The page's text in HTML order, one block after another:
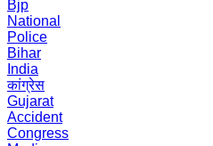
Bjp
National
Police
Bihar
India
कांग्रेस
Gujarat
Accident
Congress